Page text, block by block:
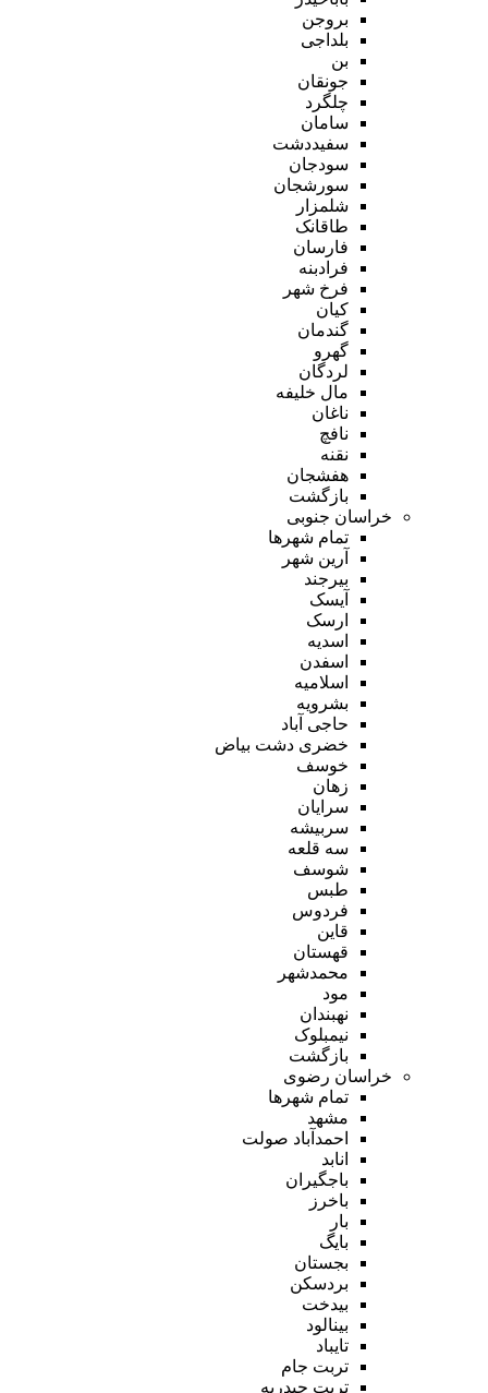
بروجن
بلداجی
بن
جونقان
چلگرد
سامان
سفیددشت
سودجان
سورشجان
شلمزار
طاقانک
فارسان
فرادبنه
فرخ شهر
کیان
گندمان
گهرو
لردگان
مال خلیفه
ناغان
نافچ
نقنه
هفشجان
بازگشت
خراسان جنوبی
تمام شهر‌ها
آرین شهر
بیرجند
آیسک
ارسک
اسدیه
اسفدن
اسلامیه
بشرویه
حاجی آباد
خضری دشت بیاض
خوسف
زهان
سرایان
سربیشه
سه قلعه
شوسف
طبس
فردوس
قاین
قهستان
محمدشهر
مود
نهبندان
نیمبلوک
بازگشت
خراسان رضوی
تمام شهر‌ها
مشهد
احمدآباد صولت
انابد
باجگیران
باخرز
بار
بایگ
بجستان
بردسکن
بیدخت
بینالود
تایباد
تربت جام
تربت حیدریه